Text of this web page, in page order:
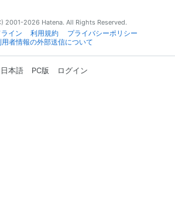
2001-2026 Hatena. All Rights Reserved.
イン 利用規約
プライバシーポリシー
用者情報の外部送信について
日本語 PC版 ログイン